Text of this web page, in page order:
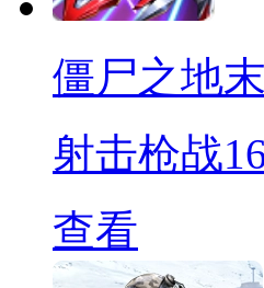
僵尸之地
射击枪战
查看